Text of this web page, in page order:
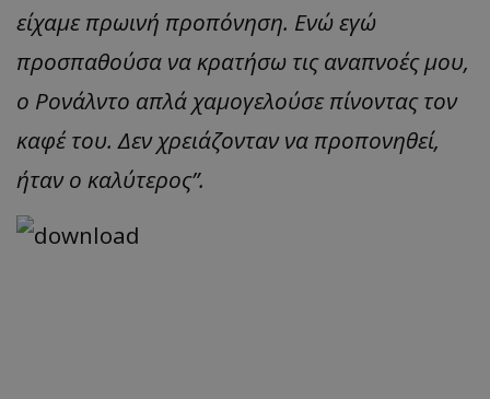
είχαμε πρωινή προπόνηση. Ενώ εγώ
προσπαθούσα να κρατήσω τις αναπνοές μου,
ο Ρονάλντο απλά χαμογελούσε πίνοντας τον
καφέ του. Δεν χρειάζονταν να προπονηθεί,
ήταν ο καλύτερος”.